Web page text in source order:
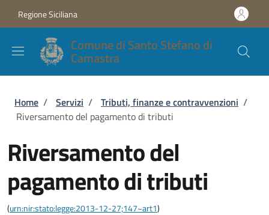
Regione Siciliana
Comune di Santo Stefano di
Camastra
Briciole di pane
Home / Servizi / Tributi, finanze e contravvenzioni /
Riversamento del pagamento di tributi
Riversamento del
pagamento di tributi
(urn:nir:stato:legge:2013-12-27;147~art1)